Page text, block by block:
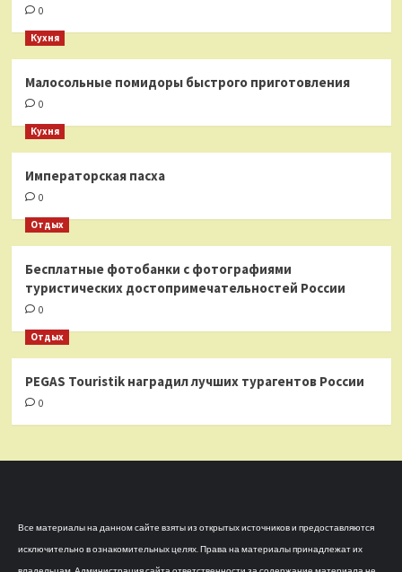
0
Кухня
Малосольные помидоры быстрого приготовления
0
Кухня
Императорская пасха
0
Отдых
Бесплатные фотобанки с фотографиями
туристических достопримечательностей России
0
Отдых
PEGAS Touristik наградил лучших турагентов России
0
Все материалы на данном сайте взяты из открытых источников и предоставляются
исключительно в ознакомительных целях. Права на материалы принадлежат их